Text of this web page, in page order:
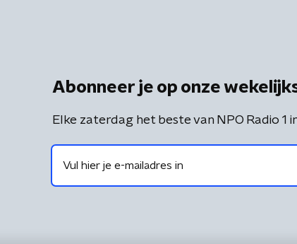
Abonneer je op onze
Elke zaterdag het beste van NPO Radio 1